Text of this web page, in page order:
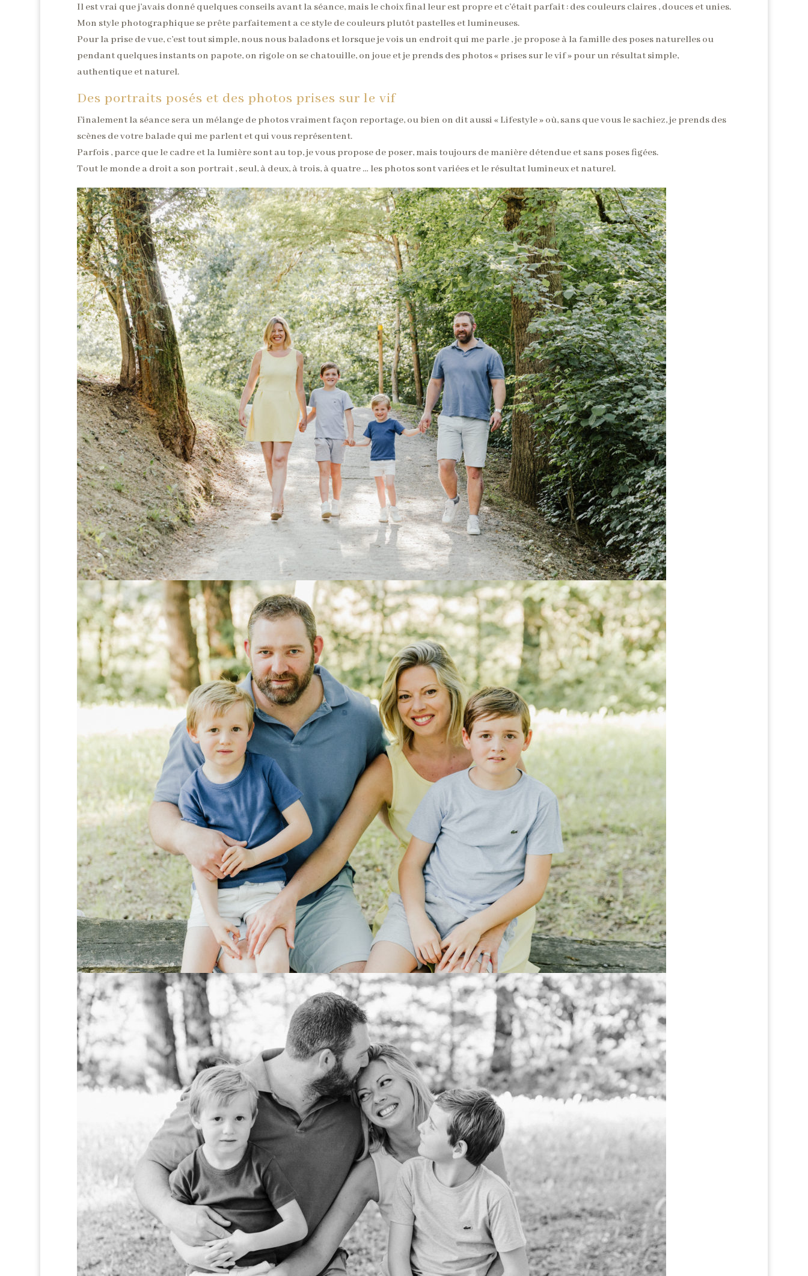
Il est vrai que j’avais donné quelques conseils avant la séance, mais le choix final leur est propre et c’était parfait : des couleurs claires , douces et unies.
Mon style photographique se prête parfaitement a ce style de couleurs plutôt pastelles et lumineuses.
Pour la prise de vue, c’est tout simple, nous nous baladons et lorsque je vois un endroit qui me parle , je propose à la famille des poses naturelles ou
pendant quelques instants on papote, on rigole on se chatouille, on joue et je prends des photos « prises sur le vif » pour un résultat simple,
authentique et naturel.
Des portraits posés et des photos prises sur le vif
Finalement la séance sera un mélange de photos vraiment façon reportage, ou bien on dit aussi « Lifestyle » où, sans que vous le sachiez, je prends des
scènes de votre balade qui me parlent et qui vous représentent.
Parfois , parce que le cadre et la lumière sont au top, je vous propose de poser, mais toujours de manière détendue et sans poses figées.
Tout le monde a droit a son portrait , seul, à deux, à trois, à quatre … les photos sont variées et le résultat lumineux et naturel.